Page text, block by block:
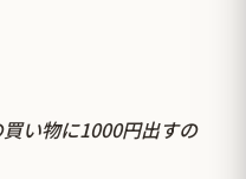
買い物に1000円出すの